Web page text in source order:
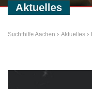
Aktuelles
Suchthilfe Aachen Aktuelles